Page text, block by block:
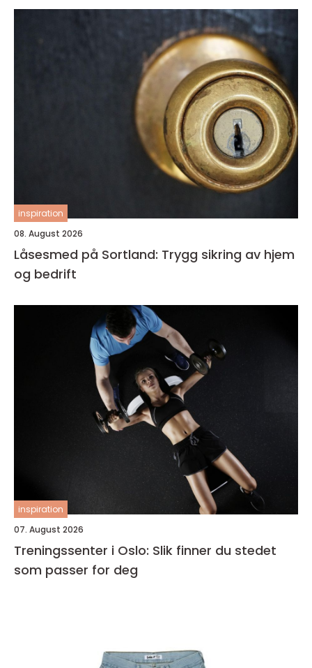
inspiration
08. August 2026
Låsesmed på Sortland: Trygg sikring av hjem
og bedrift
inspiration
07. August 2026
Treningssenter i Oslo: Slik finner du stedet
som passer for deg